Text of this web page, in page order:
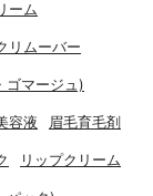
ーム
リムーバー
ゴマージュ)
容液 眉毛育毛剤
リップクリーム